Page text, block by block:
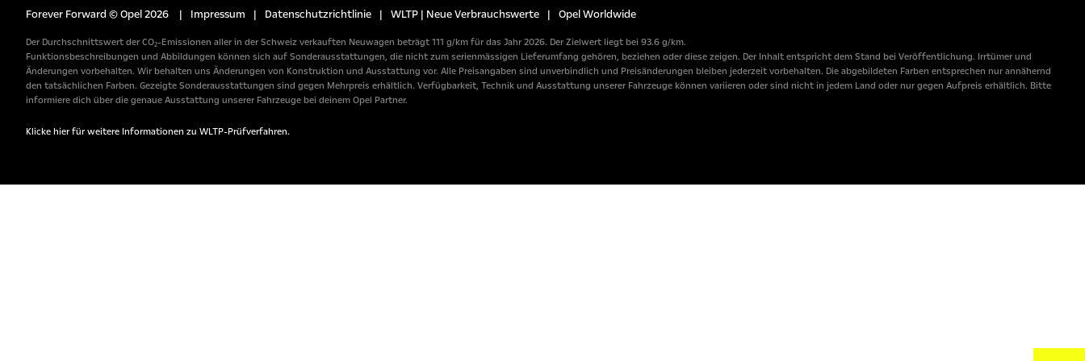
Forever Forward © Opel 2026 | Impressum | Datenschutzrichtlinie | WLTP | Neue Verbrauchswerte | Opel Worldwide
Der Durchschnittswert der CO₂-Emissionen aller in der Schweiz verkauften Neuwagen beträgt 111 g/km für das Jahr 2026. Der Zielwert liegt bei 93.6 g/km.
Funktionsbeschreibungen und Abbildungen können sich auf Sonderausstattungen, die nicht zum serienmässigen Lieferumfang gehören, beziehen oder diese zeigen. Der Inhalt entspricht dem Stand bei Veröffentlichung. Irrtümer und
Änderungen vorbehalten. Wir behalten uns Änderungen von Konstruktion und Ausstattung vor. Alle Preisangaben sind unverbindlich und Preisänderungen bleiben jederzeit vorbehalten. Die abgebildeten Farben entsprechen nur annähernd
den tatsächlichen Farben. Gezeigte Sonderausstattungen sind gegen Mehrpreis erhältlich. Verfügbarkeit, Technik und Ausstattung unserer Fahrzeuge können variieren oder sind nicht in jedem Land oder nur gegen Aufpreis erhältlich. Bitte
informiere dich über die genaue Ausstattung unserer Fahrzeuge bei deinem Opel Partner.
Klicke hier für weitere Informationen zu WLTP-Prüfverfahren.